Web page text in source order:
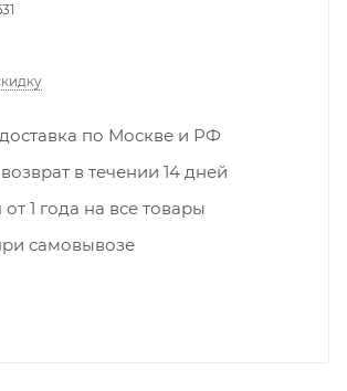
по Москве и РФ
в течении 14 дней
от 1 года на все товары
самовывозе